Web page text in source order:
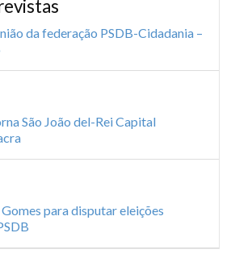
da federação PSDB-Cidadania –
São João del-Rei Capital
para disputar eleições